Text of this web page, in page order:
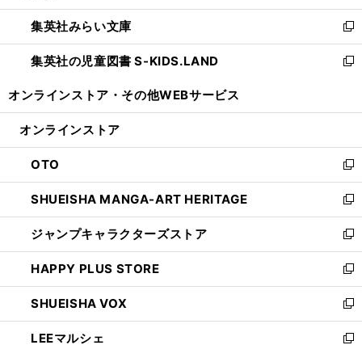
開
く
ウ
で
開
く
ン
ド
ウ
で
ウ
ィ
ン
ド
開
集英社みらい文庫
新
し
い
ン
ウ
で
開
く
集英社の児童図書 S-KIDS.LAND
新
ウ
ン
ド
ウ
で
開
く
オンラインストア・ その他WEBサービス
オンラインストア
OTO
新
し
い
ウ
ィ
ン
ド
ウ
で
開
く
SHUEISHA MANGA-ART HERITAGE
新
し
い
ウ
ィ
ン
ド
ウ
で
ジャンプキャラクターズストア
新
し
い
ウ
ィ
ン
ド
HAPPY PLUS STORE
新
し
い
ウ
ィ
SHUEISHA VOX
新
し
い
LEEマルシェ
新